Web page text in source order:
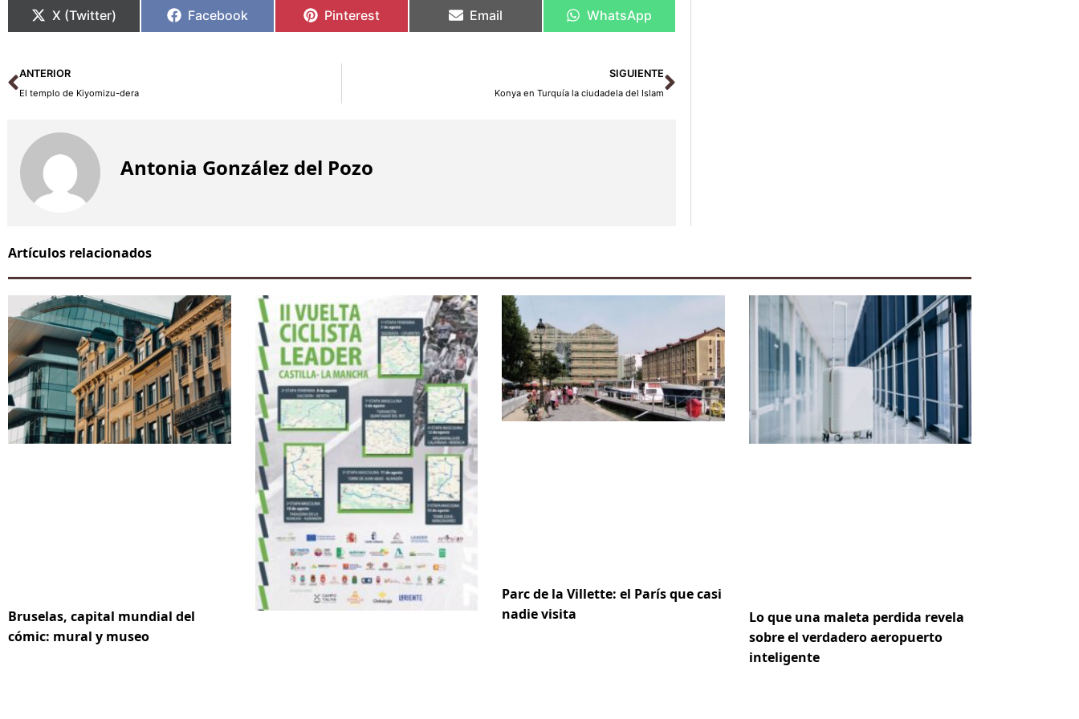
X (Twitter) Facebook Pinterest Email WhatsApp
Ant
ANTERIOR
El templo de Kiyomizu-dera
SIGUIENTE
Konya en Turquía la ciudadela del Islam
Siguiente
Antonia González del Pozo
Artículos relacionados
Bruselas, capital mundial del
cómic: mural y museo
Parc de la Villette: el París que casi
nadie visita
Lo que una maleta perdida revela
sobre el verdadero aeropuerto
inteligente